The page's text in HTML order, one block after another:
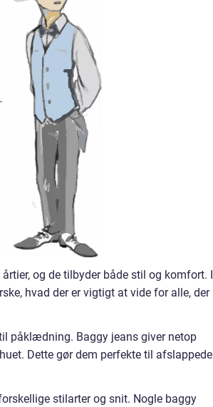
og de tilbyder både stil og komfort. I
hvad der er vigtigt at vide for alle, der
påklædning. Baggy jeans giver netop
Dette gør dem perfekte til afslappede
stilarter og snit. Nogle baggy